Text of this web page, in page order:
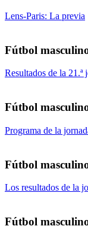
Lens-Paris: La previa
Fútbol
Resultados de la
Fútbol
Programa de la
Fútbol
Los resultados de la
Fútbol